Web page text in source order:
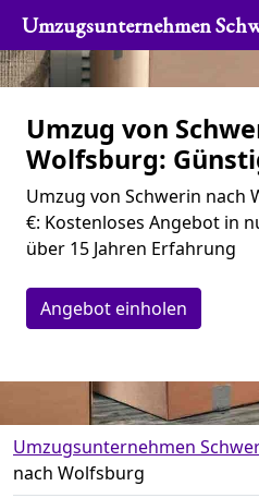
Umzugsunternehmen
Umzug von
Wolfsburg:
Umzug von Schwerin nach
€: Kostenloses Angebot in
über 15 Jahren Erfahrung
Angebot einholen
Umzugsunternehmen
nach Wolfsburg